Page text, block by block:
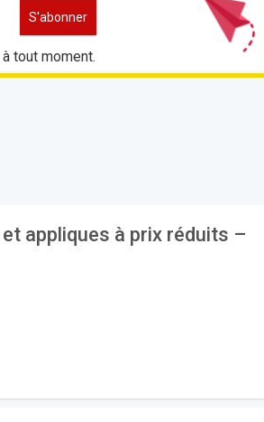
tout moment.
appliques à prix réduits –